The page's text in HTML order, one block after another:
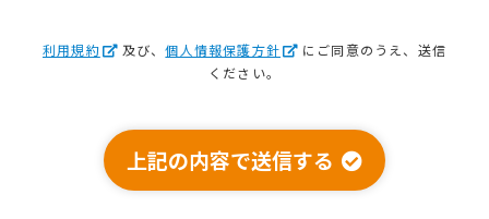
利用規約 及び、個人情報保護方針
にご同意のうえ、送信
ください。
上記の内容で送信する